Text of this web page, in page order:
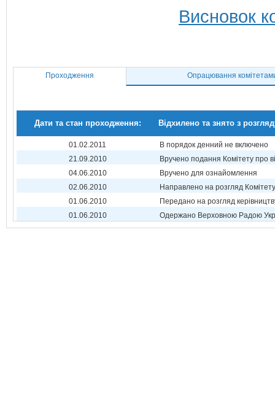
Висновок
Проходження Опрацювання
Дати та стан проходження: Відхилено та знято з
01.02.2011
В порядок денний не включено
21.09.2010
Вручено подання Комітету про
04.06.2010
Вручено для ознайомлення
02.06.2010
Направлено на розгляд Комітету
01.06.2010
Передано на розгляд
01.06.2010
Одержано Верховною Радою